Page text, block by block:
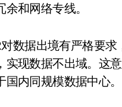
这波操作太狠了
了AI
事之夏”
雷克萨斯ES 500e
和网络专线。
数据出境有严格要
现数据不出域。这
内同规模数据中心。